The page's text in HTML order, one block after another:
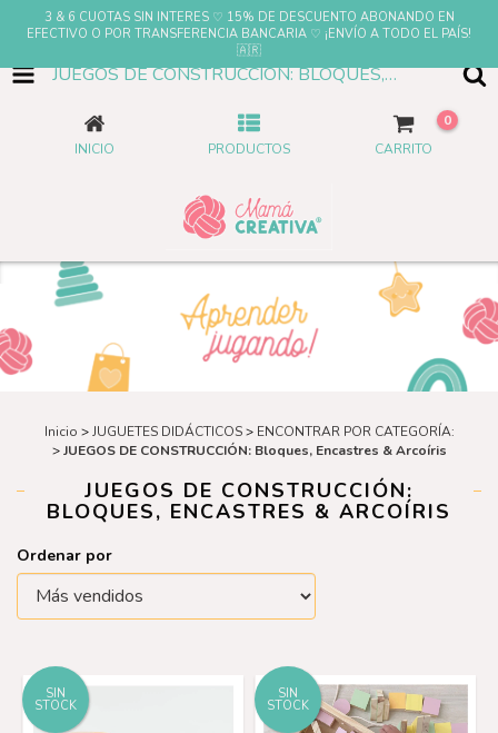
3 & 6 CUOTAS SIN INTERES ♡ 15% DE DESCUENTO ABONANDO EN
EFECTIVO O POR TRANSFERENCIA BANCARIA ♡ ¡ENVÍO A TODO EL PAÍS!
🇦🇷
JUEGOS DE CONSTRUCCIÓN: BLOQUES, ENCASTRES & ARCOÍRIS
INICIO PRODUCTOS CARRITO
0
Inicio > JUGUETES DIDÁCTICOS > ENCONTRAR POR CATEGORÍA:
> JUEGOS DE CONSTRUCCIÓN: Bloques, Encastres & Arcoíris
JUEGOS DE CONSTRUCCIÓN:
BLOQUES, ENCASTRES & ARCOÍRIS
Ordenar por
SIN
STOCK
SIN
STOCK